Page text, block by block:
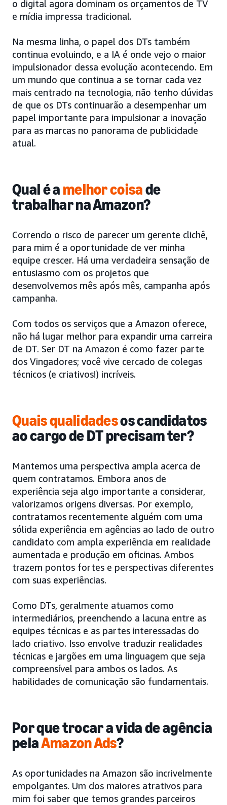
o digital agora dominam os orçamentos de TV
e mídia impressa tradicional.
Na mesma linha, o papel dos DTs também
continua evoluindo, e a IA é onde vejo o maior
impulsionador dessa evolução acontecendo. Em
um mundo que continua a se tornar cada vez
mais centrado na tecnologia, não tenho dúvidas
de que os DTs continuarão a desempenhar um
papel importante para impulsionar a inovação
para as marcas no panorama de publicidade
atual.
Qual é amelhor coisade
trabalhar na Amazon?
Correndo o risco de parecer um gerente clichê,
para mim é a oportunidade de ver minha
equipe crescer. Há uma verdadeira sensação de
entusiasmo com os projetos que
desenvolvemos mês após mês, campanha após
campanha.
Com todos os serviços que a Amazon oferece,
não há lugar melhor para expandir uma carreira
de DT. Ser DT na Amazon é como fazer parte
dos Vingadores; você vive cercado de colegas
técnicos (e criativos!) incríveis.
Quais qualidadesos candidatos
ao cargo de DT precisam ter?
Mantemos uma perspectiva ampla acerca de
quem contratamos. Embora anos de
experiência seja algo importante a considerar,
valorizamos origens diversas. Por exemplo,
contratamos recentemente alguém com uma
sólida experiência em agências ao lado de outro
candidato com ampla experiência em realidade
aumentada e produção em oficinas. Ambos
trazem pontos fortes e perspectivas diferentes
com suas experiências.
Como DTs, geralmente atuamos como
intermediários, preenchendo a lacuna entre as
equipes técnicas e as partes interessadas do
lado criativo. Isso envolve traduzir realidades
técnicas e jargões em uma linguagem que seja
compreensível para ambos os lados. As
habilidades de comunicação são fundamentais.
Por que trocar a vida de agência
pelaAmazon Ads?
As oportunidades na Amazon são incrivelmente
empolgantes. Um dos maiores atrativos para
mim foi saber que temos grandes parceiros